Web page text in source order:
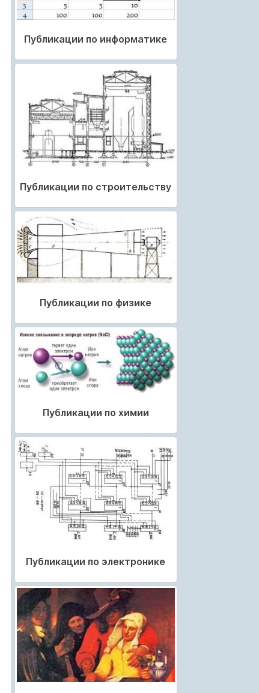
Публикации по информатике
Публикации по строительству
Публикации по физике
Публикации по химии
Публикации по электронике